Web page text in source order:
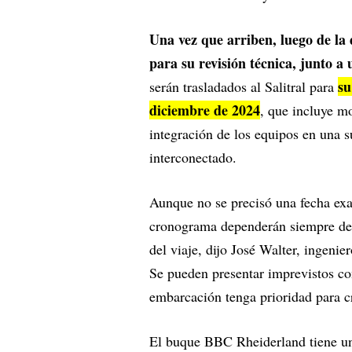
Una vez que arriben, luego de
para su revisión técnica, junto
serán trasladados al Salitral para
diciembre de 2024, que incluye
integración de los equipos en una
interconectado.
Aunque no se precisó una fecha
cronograma dependerán siempre
del viaje, dijo José Walter,
Se pueden presentar imprevistos
embarcación tenga prioridad para
El buque BBC Rheiderland tiene